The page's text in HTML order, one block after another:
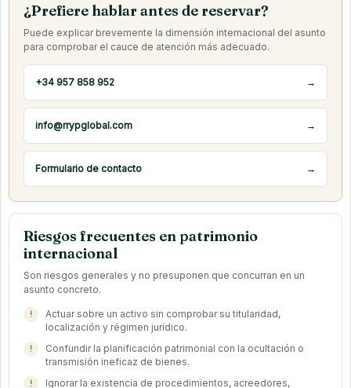
¿Prefiere hablar antes de reservar?
Puede explicar brevemente la dimensión internacional del asunto
para comprobar el cauce de atención más adecuado.
+34 957 858 952 →
info@rrypglobal.com →
Formulario de contacto →
Riesgos frecuentes en patrimonio
internacional
Son riesgos generales y no presuponen que concurran en un
asunto concreto.
Actuar sobre un activo sin comprobar su titularidad,
localización y régimen jurídico.
Confundir la planificación patrimonial con la ocultación o
transmisión ineficaz de bienes.
Ignorar la existencia de procedimientos, acreedores,